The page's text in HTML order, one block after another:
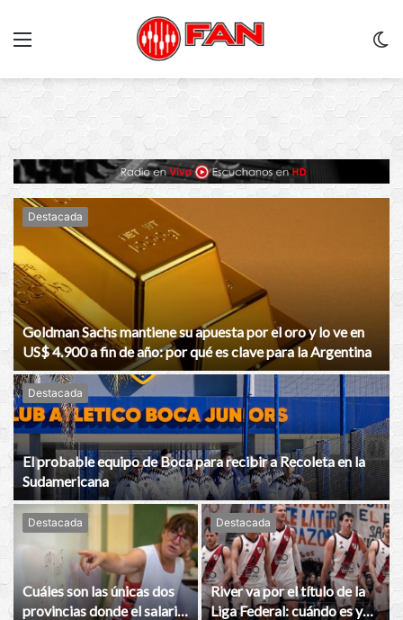
Destacada
Goldman Sachs mantiene su apuesta por el oro y lo ve en
US$ 4.900 a fin de año: por qué es clave para la Argentina
Destacada
El probable equipo de Boca para recibir a Recoleta en la
Sudamericana
Destacada
Cuáles son las únicas dos
provincias donde el salario
Destacada
River va por el título de la
Liga Federal: cuándo es y